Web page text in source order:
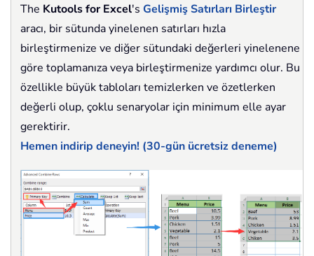
The Kutools for Excel's Gelişmiş Satırları Birleştir
aracı, bir sütunda yinelenen satırları hızla
birleştirmenize ve diğer sütundaki değerleri yinelenene
göre toplamanıza veya birleştirmenize yardımcı olur. Bu
özellikle büyük tabloları temizlerken ve özetlerken
değerli olup, çoklu senaryolar için minimum elle ayar
gerektirir.
Hemen indirip deneyin! (30-gün ücretsiz deneme)